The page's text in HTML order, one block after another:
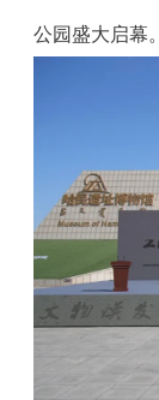
公园盛大启幕。